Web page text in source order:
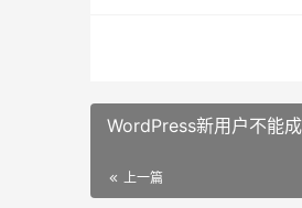
WordPress新用户不能
上一篇